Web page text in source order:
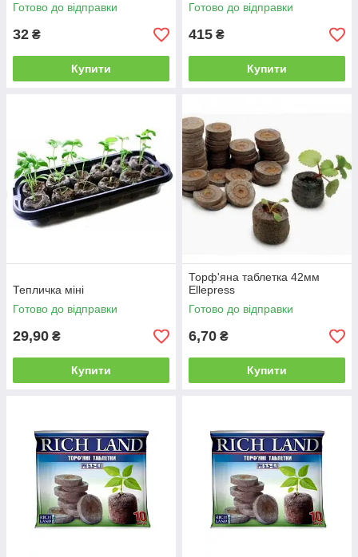
Готово до відправки
32 ₴
Купити
Готово до відправки
415 ₴
Купити
Тепличка міні
Готово до відправки
29,90 ₴
Купити
Торф'яна таблетка 42мм
Ellepress
Готово до відправки
6,70 ₴
Купити